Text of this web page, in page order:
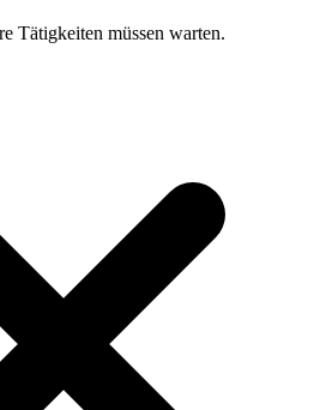
Tätigkeiten müssen warten.